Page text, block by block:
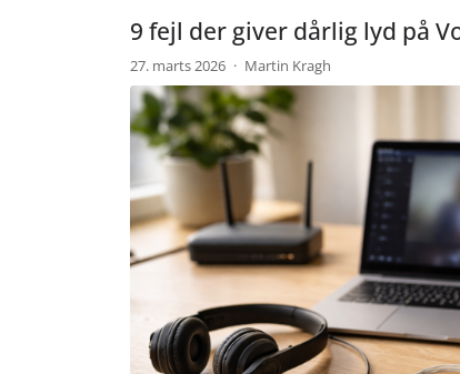
9 fejl der giver dårlig lyd på
27. marts 2026 · Martin Kragh